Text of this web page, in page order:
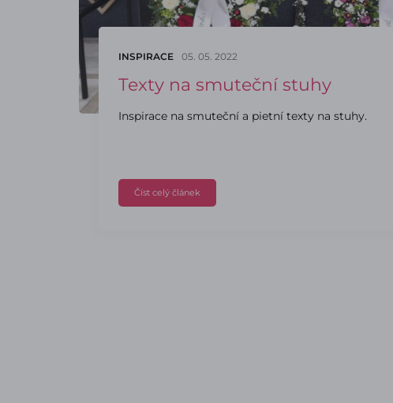
INSPIRACE 05. 05. 2022
Texty na smuteční stuhy
Inspirace na smuteční a pietní texty na stuhy.
Číst celý článek